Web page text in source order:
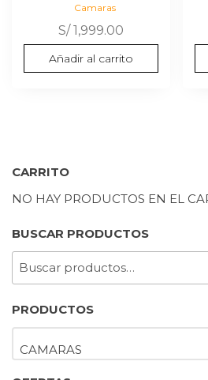
Camaras
S/1,999.00
Añadir al carrito
CARRITO
NO HAY PRODUCTOS EN EL
BUSCAR PRODUCTOS
BUSCAR
PRODUCTOS
CAMARAS